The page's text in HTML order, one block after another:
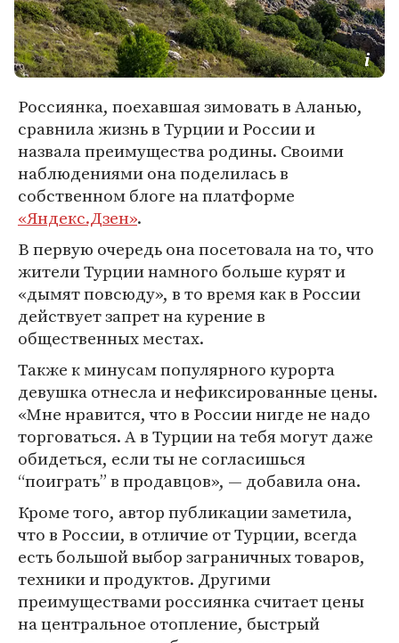
Россиянка, поехавшая зимовать в Аланью,
сравнила жизнь в Турции и России и
назвала преимущества родины. Своими
наблюдениями она поделилась в
собственном блоге на платформе
«Яндекс.Дзен».
В первую очередь она посетовала на то, что
жители Турции намного больше курят и
«дымят повсюду», в то время как в России
действует запрет на курение в
общественных местах.
Также к минусам популярного курорта
девушка отнесла и нефиксированные цены.
«Мне нравится, что в России нигде не надо
торговаться. А в Турции на тебя могут даже
обидеться, если ты не согласишься
“поиграть” в продавцов», — добавила она.
Кроме того, автор публикации заметила,
что в России, в отличие от Турции, всегда
есть большой выбор заграничных товаров,
техники и продуктов. Другими
преимуществами россиянка считает цены
на центральное отопление, быстрый